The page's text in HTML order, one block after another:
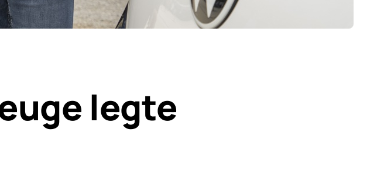
legte